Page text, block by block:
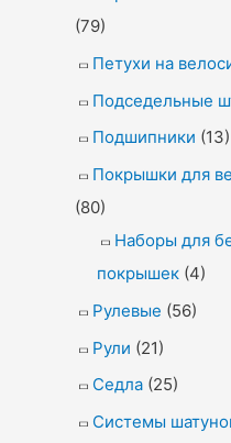
(79)
Петухи на
Подседельные
Подшипники (13)
Покрышки для
(80)
Наборы для
покрышек (4)
Рулевые (56)
Рули (21)
Седла (25)
Системы